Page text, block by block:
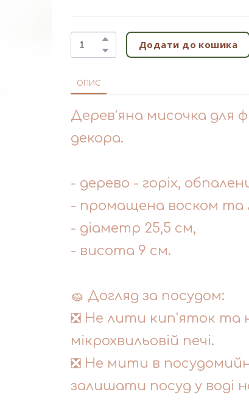
Додати до кошика
ОПИС
Дерев'яна мисочка для
декора.
- дерево - горіх,
- промащена воском та
- діаметр 25,5 см,
- висота 9 см.
🧽 Догляд за посудом:
❎ Не лити кип'яток та
мікрохвильовій печі.
❎ Не мити в
залишати посуд у воді